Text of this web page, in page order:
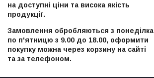
на доступні ціни та висока якість
продукції.
Замовлення обробляються з понеділка
по п'ятницю з 9.00 до 18.00, оформити
покупку можна через корзину на сайті
та за телефоном.